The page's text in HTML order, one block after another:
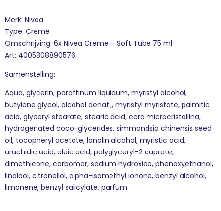
Merk: Nivea
Type: Creme
Omschrijving: 6x Nivea Creme – Soft Tube 75 ml
Art: 4005808890576
Samenstelling:
Aqua, glycerin, paraffinum liquidum, myristyl alcohol,
butylene glycol, alcohol denat.,, myristyl myristate, palmitic
acid, glyceryl stearate, stearic acid, cera microcristallina,
hydrogenated coco-glycerides, simmondsia chinensis seed
oil, tocopheryl acetate, lanolin alcohol, myristic acid,
arachidic acid, oleic acid, polyglyceryl-2 caprate,
dimethicone, carbomer, sodium hydroxide, phenoxyethanol,
linalool, citronellol, alpha-isomethyl ionone, benzyl alcohol,
limonene, benzyl salicylate, parfum